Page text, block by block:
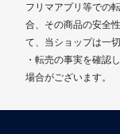
フリマアプリ等での
合、その商品の安全
て、当ショップは一
・転売の事実を確認
場合がございます。